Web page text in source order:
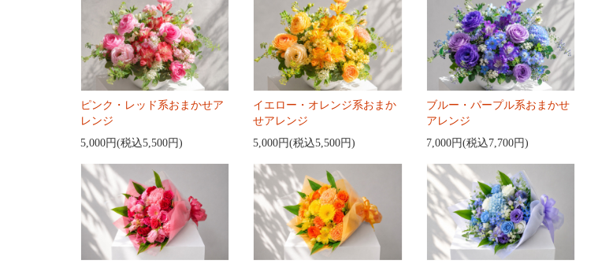
ピンク・レッド系おまかせア
レンジ
5,000円(税込5,500円)
イエロー・オレンジ系おまか
せアレンジ
5,000円(税込5,500円)
ブルー・パープル系おまかせ
アレンジ
7,000円(税込7,700円)